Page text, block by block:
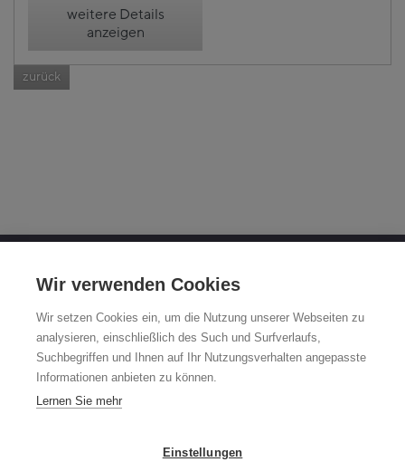
weitere Details
anzeigen
zurück
Derschlager Straße 26
58540 Meinerzhagen
Fuchsfelgen-Hotline +49 2354 73-317
Mo - Fr 8:00 - 12:00 Uhr und 13:00 - 15:00 Uhr
Wir verwenden Cookies
Wir setzen Cookies ein, um die Nutzung unserer Webseiten zu
analysieren, einschließlich des Such und Surfverlaufs,
Suchbegriffen und Ihnen auf Ihr Nutzungsverhalten angepasste
Informationen anbieten zu können.
Lernen Sie mehr
Einstellungen